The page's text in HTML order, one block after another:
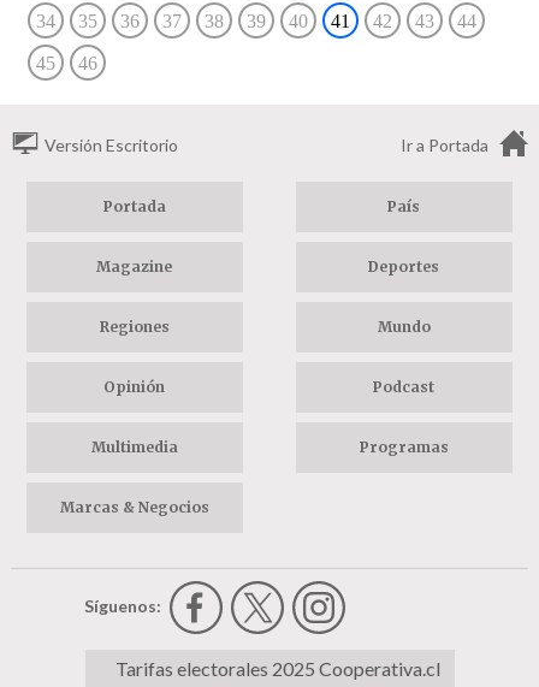
34 35 36 37 38 39 40 41 42 43 44
45 46
Versión Escritorio Ir a Portada
Portada País
Magazine Deportes
Regiones Mundo
Opinión Podcast
Multimedia Programas
Marcas & Negocios
Síguenos:
Tarifas electorales 2025 Cooperativa.cl